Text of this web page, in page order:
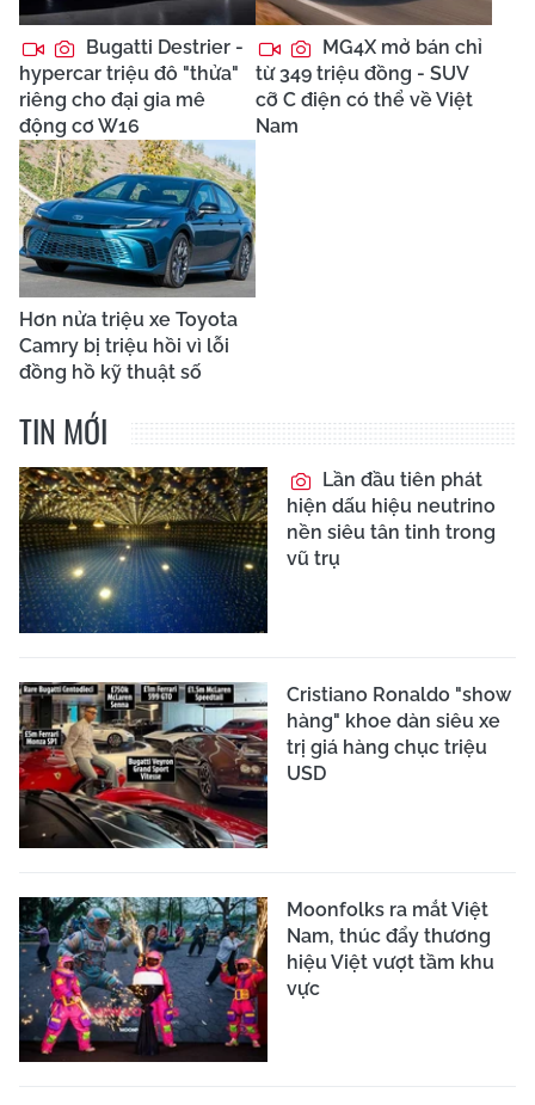
Bugatti Destrier -
hypercar triệu đô "thửa"
riêng cho đại gia mê
động cơ W16
MG4X mở bán chỉ
từ 349 triệu đồng - SUV
cỡ C điện có thể về Việt
Nam
Hơn nửa triệu xe Toyota
Camry bị triệu hồi vì lỗi
đồng hồ kỹ thuật số
TIN MỚI
Lần đầu tiên phát
hiện dấu hiệu neutrino
nền siêu tân tinh trong
vũ trụ
Cristiano Ronaldo "show
hàng" khoe dàn siêu xe
trị giá hàng chục triệu
USD
Moonfolks ra mắt Việt
Nam, thúc đẩy thương
hiệu Việt vượt tầm khu
vực